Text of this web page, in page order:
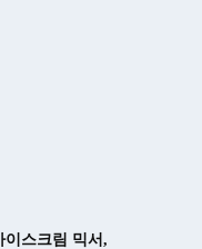
이스크림 믹서 ,